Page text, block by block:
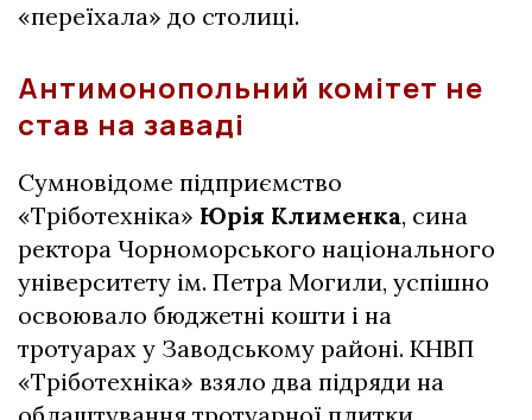
«переїхала» до столиці.
Антимонопольний комітет не
став на заваді
Сумновідоме підприємство
«Тріботехніка» Юрія Клименка, сина
ректора Чорноморського національного
університету ім. Петра Могили, успішно
освоювало бюджетні кошти і на
тротуарах у Заводському районі. КНВП
«Тріботехніка» взяло два підряди на